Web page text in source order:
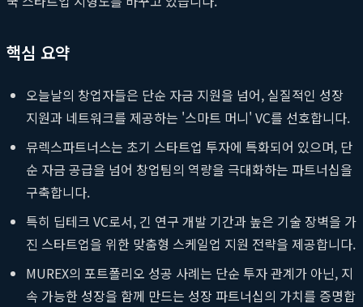
핵심 요약
오늘날의 창업자들은 단순 자금 지원을 넘어, 실질적인 성장
지원과 네트워크를 제공하는 '스마트 머니' VC를 선호합니다.
뮤렉스파트너스는 초기 스타트업 투자에 특화되어 있으며, 단
순 자금 공급을 넘어 창업팀의 역량을 극대화하는 파트너십을
구축합니다.
특히 딥테크 VC로서, 긴 연구 개발 기간과 높은 기술 장벽을 가
진 스타트업을 위한 맞춤형 스케일업 지원 전략을 제공합니다.
MUREX의 포트폴리오 성공 사례는 단순 투자 관계가 아닌, 지
속 가능한 성장을 함께 만드는 성장 파트너십의 가치를 증명합